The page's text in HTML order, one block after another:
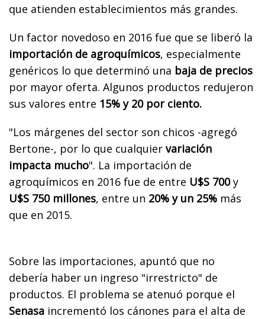
que atienden establecimientos más grandes.
Un factor novedoso en 2016 fue que se liberó la
importación de agroquímicos, especialmente
genéricos lo que determinó una baja de precios
por mayor oferta. Algunos productos redujeron
sus valores entre 15% y 20 por ciento.
"Los márgenes del sector son chicos -agregó
Bertone-, por lo que cualquier variación
impacta mucho". La importación de
agroquímicos en 2016 fue de entre U$S 700y
U$S 750 millones, entre un 20% y un 25% más
que en 2015.
Sobre las importaciones, apuntó que no
debería haber un ingreso "irrestricto" de
productos. El problema se atenuó porque el
Senasa incrementó los cánones para el alta de